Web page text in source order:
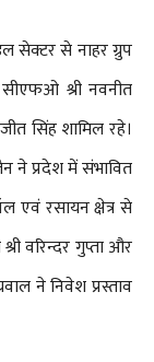
सेक्टर से नाहर ग्रुप
श्री नवनीत
सिंह शामिल रहे।
ने प्रदेश में संभावित
एवं रसायन क्षेत्र से
वरिन्दर गुप्ता और
ने निवेश प्रस्ताव